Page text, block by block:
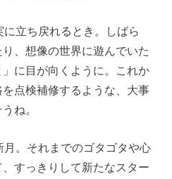
立ち戻れるとき。しばら
、想像の世界に遊んでいた
に目が向くように。これか
点検補修するような、大事
ね。
。それまでのゴタゴタや心
すっきりして新たなスター